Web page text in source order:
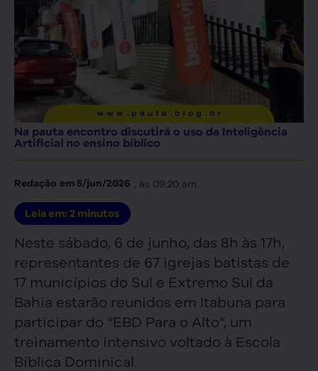
Na pauta encontro discutirá o uso da Inteligência
Artificial no ensino bíblico
Redação em 5/jun/2026 , às 09:20 am
Leia em: 2 minutos
Neste sábado, 6 de junho, das 8h às 17h,
representantes de 67 igrejas batistas de
17 municípios do Sul e Extremo Sul da
Bahia estarão reunidos em Itabuna para
participar do “EBD Para o Alto”, um
treinamento intensivo voltado à Escola
Bíblica Dominical.